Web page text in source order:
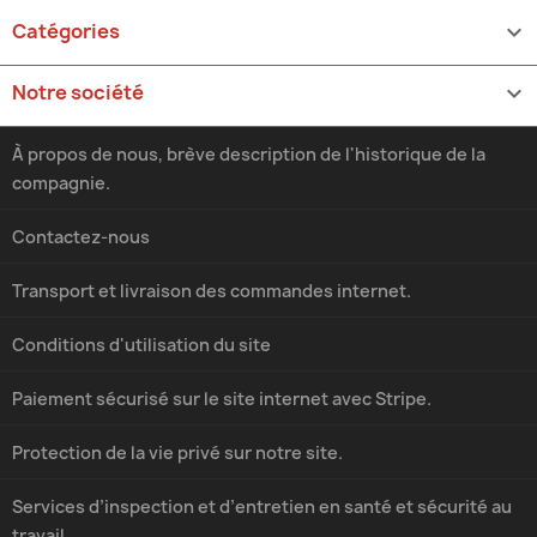
Catégories 
Notre société 
Transport et livraison des commandes internet.
Conditions d'utilisation du site
À propos de nous, brève description de l'historique de la
compagnie.
Paiement sécurisé sur le site internet avec Stripe.
Protection de la vie privé sur notre site.
Services d’inspection et d’entretien en santé et sécurité au
Contactez-nous